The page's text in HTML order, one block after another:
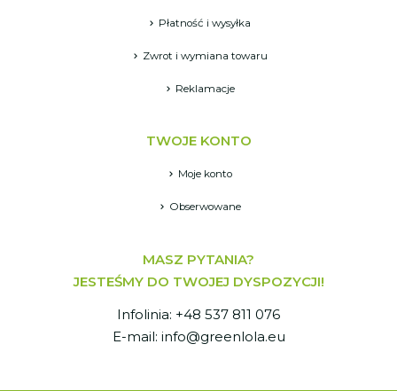
Płatność i wysyłka
Zwrot i wymiana towaru
Reklamacje
TWOJE KONTO
Moje konto
Obserwowane
MASZ PYTANIA?
JESTEŚMY DO TWOJEJ DYSPOZYCJI!
Infolinia: +48 537 811 076
E-mail: info@greenlola.eu